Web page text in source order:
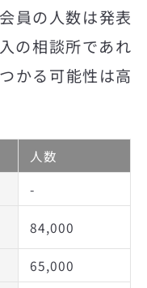
員の人数は発表
の相談所であれ
かる可能性は高
人数
-
84,000
65,000